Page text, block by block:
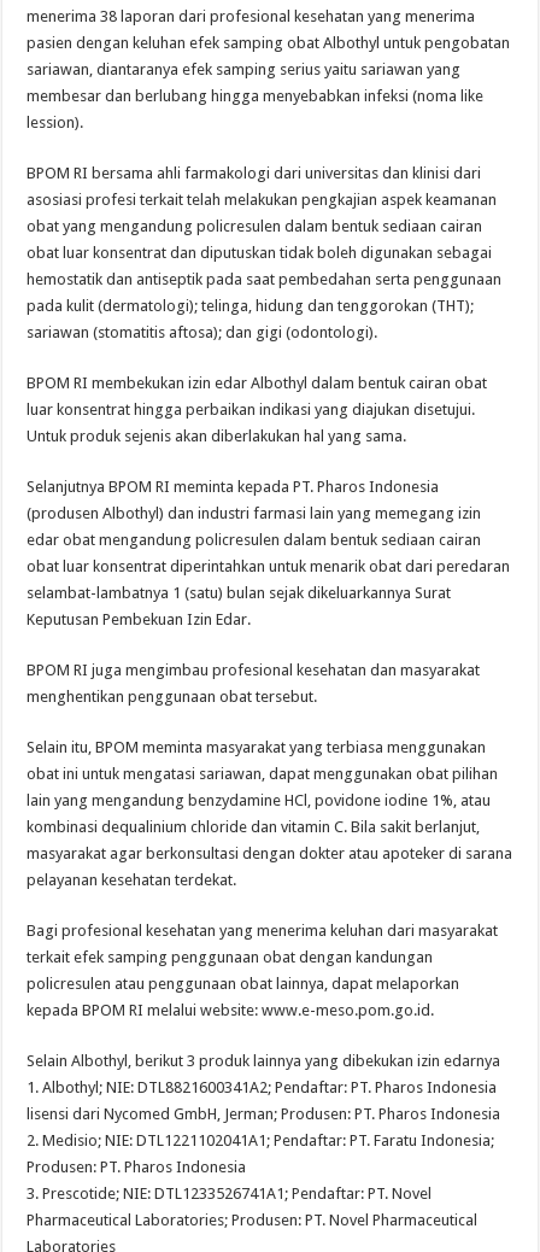
menerima 38 laporan dari profesional kesehatan yang menerima
pasien dengan keluhan efek samping obat Albothyl untuk pengobatan
sariawan, diantaranya efek samping serius yaitu sariawan yang
membesar dan berlubang hingga menyebabkan infeksi (noma like
lession).
BPOM RI bersama ahli farmakologi dari universitas dan klinisi dari
asosiasi profesi terkait telah melakukan pengkajian aspek keamanan
obat yang mengandung policresulen dalam bentuk sediaan cairan
obat luar konsentrat dan diputuskan tidak boleh digunakan sebagai
hemostatik dan antiseptik pada saat pembedahan serta penggunaan
pada kulit (dermatologi); telinga, hidung dan tenggorokan (THT);
sariawan (stomatitis aftosa); dan gigi (odontologi).
BPOM RI membekukan izin edar Albothyl dalam bentuk cairan obat
luar konsentrat hingga perbaikan indikasi yang diajukan disetujui.
Untuk produk sejenis akan diberlakukan hal yang sama.
Selanjutnya BPOM RI meminta kepada PT. Pharos Indonesia
(produsen Albothyl) dan industri farmasi lain yang memegang izin
edar obat mengandung policresulen dalam bentuk sediaan cairan
obat luar konsentrat diperintahkan untuk menarik obat dari peredaran
selambat-lambatnya 1 (satu) bulan sejak dikeluarkannya Surat
Keputusan Pembekuan Izin Edar.
BPOM RI juga mengimbau profesional kesehatan dan masyarakat
menghentikan penggunaan obat tersebut.
Selain itu, BPOM meminta masyarakat yang terbiasa menggunakan
obat ini untuk mengatasi sariawan, dapat menggunakan obat pilihan
lain yang mengandung benzydamine HCl, povidone iodine 1%, atau
kombinasi dequalinium chloride dan vitamin C. Bila sakit berlanjut,
masyarakat agar berkonsultasi dengan dokter atau apoteker di sarana
pelayanan kesehatan terdekat.
Bagi profesional kesehatan yang menerima keluhan dari masyarakat
terkait efek samping penggunaan obat dengan kandungan
policresulen atau penggunaan obat lainnya, dapat melaporkan
kepada BPOM RI melalui website: www.e-meso.pom.go.id.
Selain Albothyl, berikut 3 produk lainnya yang dibekukan izin edarnya
1. Albothyl; NIE: DTL8821600341A2; Pendaftar: PT. Pharos Indonesia
lisensi dari Nycomed GmbH, Jerman; Produsen: PT. Pharos Indonesia
2. Medisio; NIE: DTL1221102041A1; Pendaftar: PT. Faratu Indonesia;
Produsen: PT. Pharos Indonesia
3. Prescotide; NIE: DTL1233526741A1; Pendaftar: PT. Novel
Pharmaceutical Laboratories; Produsen: PT. Novel Pharmaceutical
Laboratories